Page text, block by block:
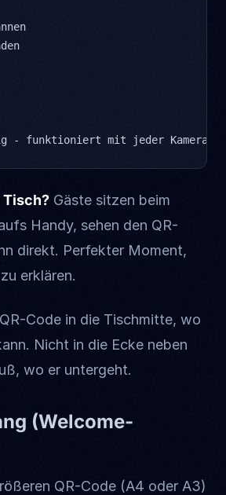
- funktioniert mit jeder Kamera.
Tisch? Gäste sitzen beim
Handy, sehen den QR-
direkt. Perfekter Moment,
erklären.
Code in die Tischmitte, wo
Nicht in die Ecke neben
wo er untergeht.
(Welcome-
QR-Code (A4 oder A3)